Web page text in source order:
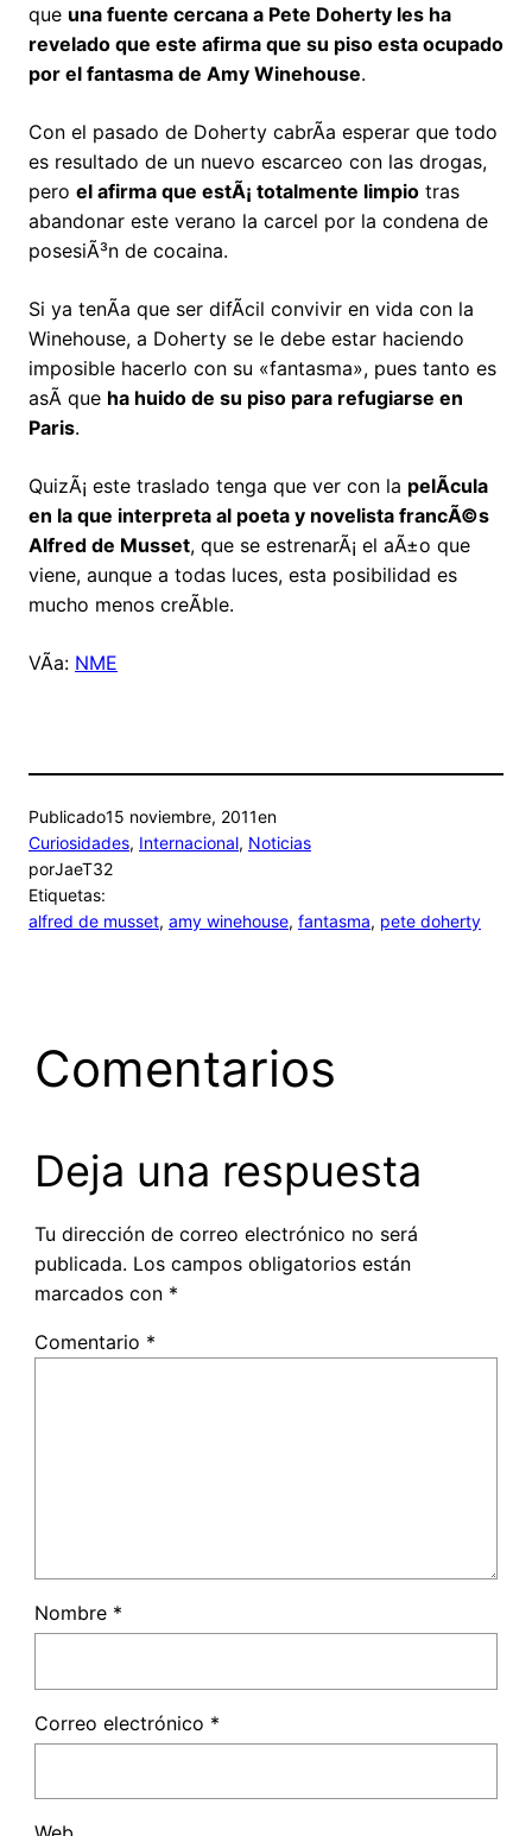
que una fuente cercana a Pete Doherty les ha
revelado que este afirma que su piso esta ocupado
por el fantasma de Amy Winehouse.
Con el pasado de Doherty cabrÃ­a esperar que todo
es resultado de un nuevo escarceo con las drogas,
pero el afirma que estÃ¡ totalmente limpio tras
abandonar este verano la carcel por la condena de
posesiÃ³n de cocaina.
Si ya tenÃ­a que ser difÃ­cil convivir en vida con la
Winehouse, a Doherty se le debe estar haciendo
imposible hacerlo con su «fantasma», pues tanto es
asÃ­ que ha huido de su piso para refugiarse en
Paris.
QuizÃ¡ este traslado tenga que ver con la pelÃ­cula
en la que interpreta al poeta y novelista francÃ©s
Alfred de Musset, que se estrenarÃ¡ el aÃ±o que
viene, aunque a todas luces, esta posibilidad es
mucho menos creÃ­ble.
VÃ­a: NME
Publicado15 noviembre, 2011en
Curiosidades, Internacional, Noticias
porJaeT32
Etiquetas:
alfred de musset, amy winehouse, fantasma, pete doherty
Comentarios
Deja una respuesta
Tu dirección de correo electrónico no será
publicada. Los campos obligatorios están
marcados con *
Comentario *
Nombre *
Correo electrónico *